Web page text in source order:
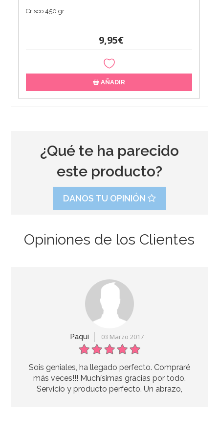
Crisco 450 gr
9,95€
AÑADIR
18,95€
¿Qué te ha parecido
este producto?
DANOS TU OPINIÓN
Opiniones de los Clientes
Paqui 03 Marzo 2017
Sois geniales, ha llegado perfecto. Compraré
más veces!!! Muchísimas gracias por todo.
Servicio y producto perfecto. Un abrazo,